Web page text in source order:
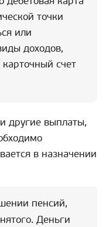
точки
или
доходов,
счет
другие выплаты,
в назначении
пенсий,
Деньги